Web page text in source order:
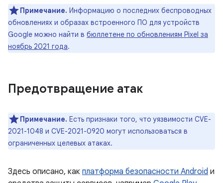
Примечание. Информацию о последних беспроводных
обновлениях и образах встроенного ПО для устройств
Google можно найти в бюллетене по обновлениям Pixel за
ноябрь 2021 года.
Предотвращение атак
Примечание. Есть признаки того, что уязвимости CVE-
2021-1048 и CVE-2021-0920 могут использоваться в
ограниченных целевых атаках.
Здесь описано, как платформа безопасности Android и